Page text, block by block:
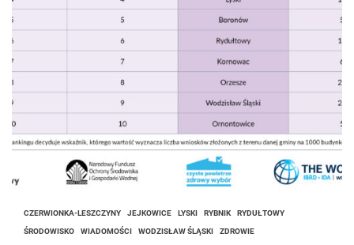
CZERWIONKA-LESZCZYNY JEJKOWICE LYSKI RYBNIK RYDUŁTOWY
ŚRODOWISKO WIADOMOŚCI WODZISŁAW ŚLĄSKI ZDROWIE